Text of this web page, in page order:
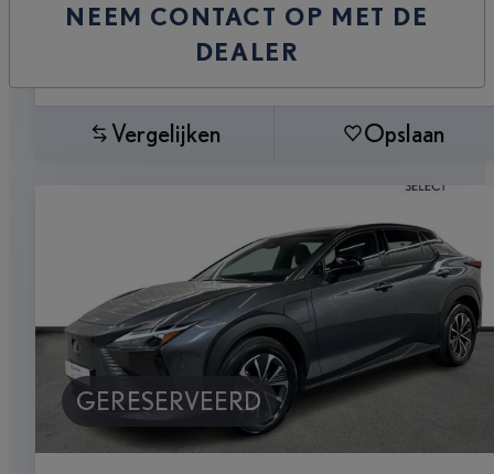
NEEM CONTACT OP MET DE
DEALER
Vergelijken Opslaan
GERESERVEERD